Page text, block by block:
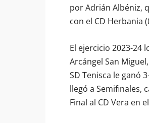
por Adrián Albéniz,
con el CD Herbania
El ejercicio 2023-24
Arcángel San
SD Tenisca le ganó
llegó a Semifinales,
Final al CD Vera en